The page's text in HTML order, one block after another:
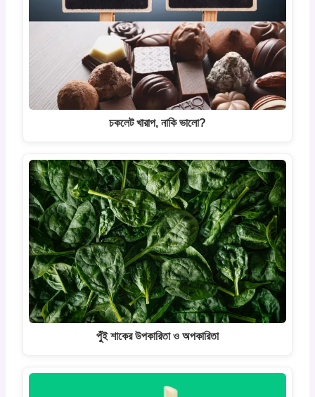
চকলেট খারাপ, নাকি ভালো?
পুঁই শাকের উপকারিতা ও অপকারিতা